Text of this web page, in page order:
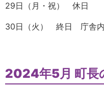
29日（月・祝） 休日
30日（火） 終日 庁舎内
2024年5月 町長